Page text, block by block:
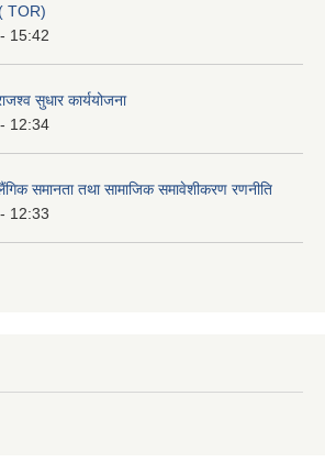
( TOR)
15:42
सुधार कार्ययोजना
12:34
समानता तथा सामाजिक समावेशीकरण रणनीति
12:33